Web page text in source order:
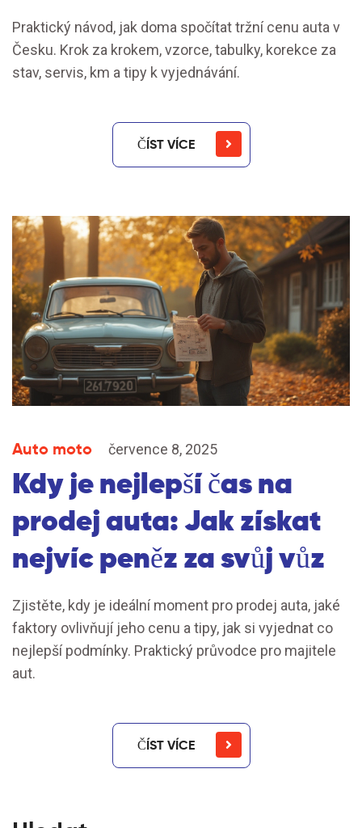
Praktický návod, jak doma spočítat tržní cenu auta v
Česku. Krok za krokem, vzorce, tabulky, korekce za
stav, servis, km a tipy k vyjednávání.
ČÍST VÍCE
Auto moto července 8, 2025
Kdy je nejlepší čas na
prodej auta: Jak získat
nejvíc peněz za svůj vůz
Zjistěte, kdy je ideální moment pro prodej auta, jaké
faktory ovlivňují jeho cenu a tipy, jak si vyjednat co
nejlepší podmínky. Praktický průvodce pro majitele
aut.
ČÍST VÍCE